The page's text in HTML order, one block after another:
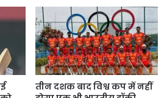
तीन दशक बाद विश्व कप में नहीं